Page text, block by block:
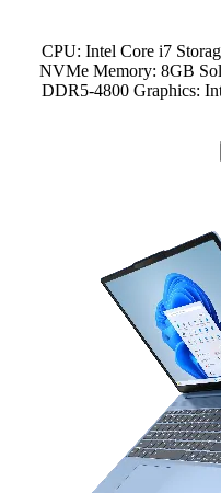
CPU: Intel Core i7
NVMe Memory: 8GB
DDR5-4800 Graphics: